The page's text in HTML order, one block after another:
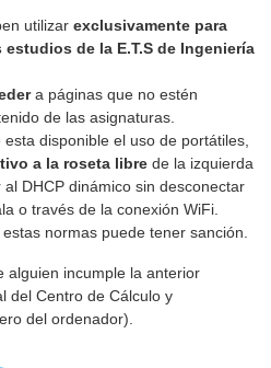
utilizar exclusivamente para
de la E.T.S de Ingeniería
a páginas que no estén
de las asignaturas.
disponible el uso de portátiles,
a la roseta libre de la izquierda
DHCP dinámico sin desconectar
o través de la conexión WiFi.
normas puede tener sanción.
alguien incumple la anterior
del Centro de Cálculo y
del ordenador).